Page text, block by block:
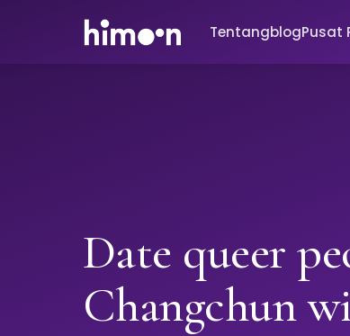
TentangblogPusat
Date queer
Changchun